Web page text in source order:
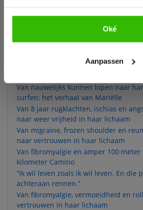
Oké
Aanpassen
Van nauwelijks kunnen lopen naar
surfen: het verhaal van Mariëlle
Van 8 jaar rugklachten, ischias en
naar weer vrijheid in haar lichaam
Van migraine, frozen shoulder en
naar vertrouwen in haar lichaam
Van fibromyalgie en amper 100 meter
kilometer Camino
“Ik wil leven zoals ik wil leven. En die
achteraan rennen.”
Van fibromyalgie, vermoeidheid en
vertrouwen in haar lichaam
Bekijk e-book